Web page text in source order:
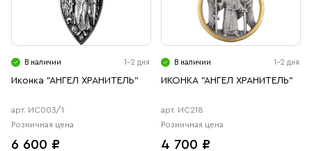
Ювелирные изделия
В наличии 1-2 дня
Иконка "АНГЕЛ ХРАНИТЕЛЬ"
арт. ИС003/1
Розничная цена
6 600 ₽
В наличии 1-2 дня
ИКОНКА "АНГЕЛ ХРАНИТЕЛЬ"
арт. ИС218
Розничная цена
4 700 ₽